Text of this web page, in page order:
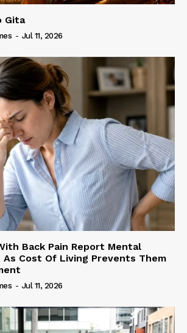
Gita
- Jul 11, 2026
Back Pain Report Mental
Cost Of Living Prevents Them
- Jul 11, 2026